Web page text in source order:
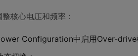
核心电压和频率：
Configuration中启用Over-drive